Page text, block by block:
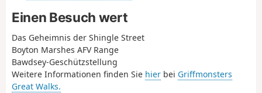
Einen Besuch wert
Das Geheimnis der Shingle Street
Boyton Marshes AFV Range
Bawdsey-Geschützstellung
Weitere Informationen finden Sie hier bei Griffmonsters
Great Walks.